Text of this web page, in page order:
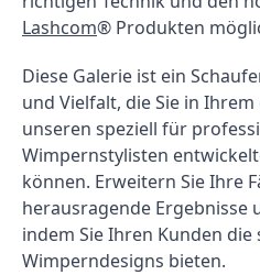
Lashcom® Produkten
Diese Galerie ist ein
und Vielfalt, die Sie in
unseren speziell für
Wimpernstylisten
können. Erweitern Sie Ihre
herausragende Ergebnisse
indem Sie Ihren Kunden die
Wimperndesigns bieten.